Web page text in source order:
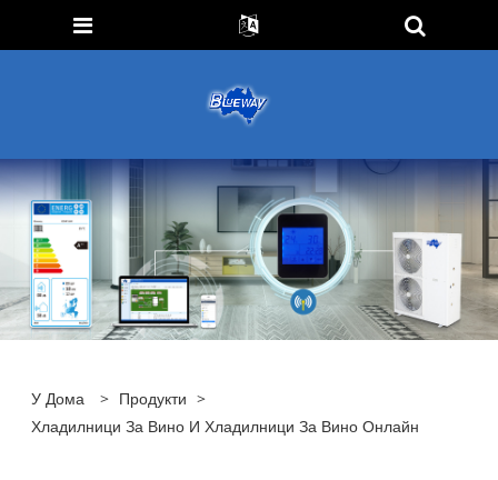
У Дома > Продукти >
Хладилници За Вино И Хладилници За Вино Онлайн